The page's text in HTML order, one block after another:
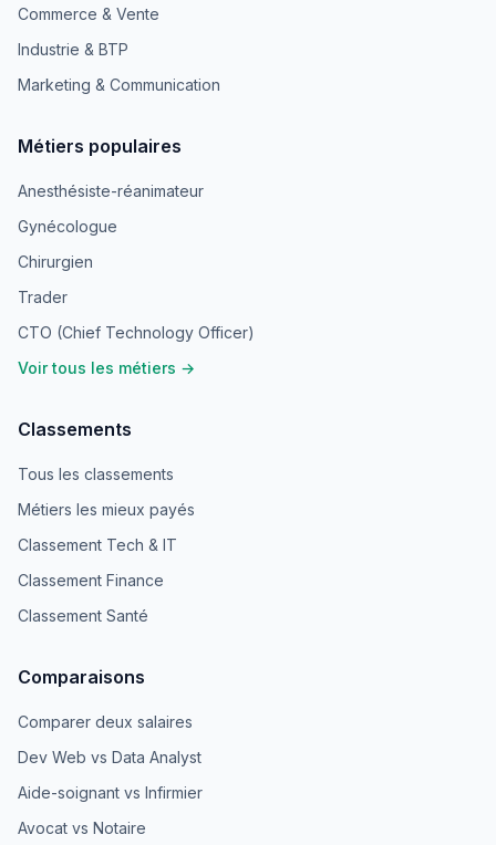
Commerce & Vente
Industrie & BTP
Marketing & Communication
Métiers populaires
Anesthésiste-réanimateur
Gynécologue
Chirurgien
Trader
CTO (Chief Technology Officer)
Voir tous les métiers →
Classements
Tous les classements
Métiers les mieux payés
Classement Tech & IT
Classement Finance
Classement Santé
Comparaisons
Comparer deux salaires
Dev Web vs Data Analyst
Aide-soignant vs Infirmier
Avocat vs Notaire